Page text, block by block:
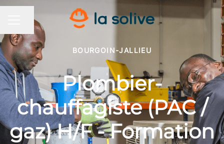
MENU CARRIÈRE
Partager la page
BOURGOIN-JALLIEU
Plombier-
chauffagiste (PAC /
gaz) H/F - Formation